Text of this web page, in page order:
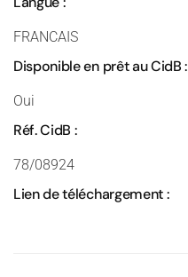
FRANCAIS
Disponible en prêt au CidB :
Oui
Réf. CidB :
78/08924
Lien de téléchargement :